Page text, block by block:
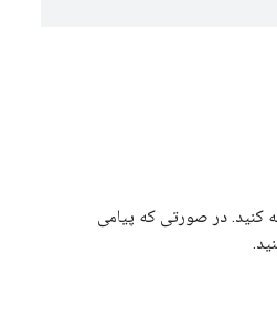
کنید. در صورتی که پیامی